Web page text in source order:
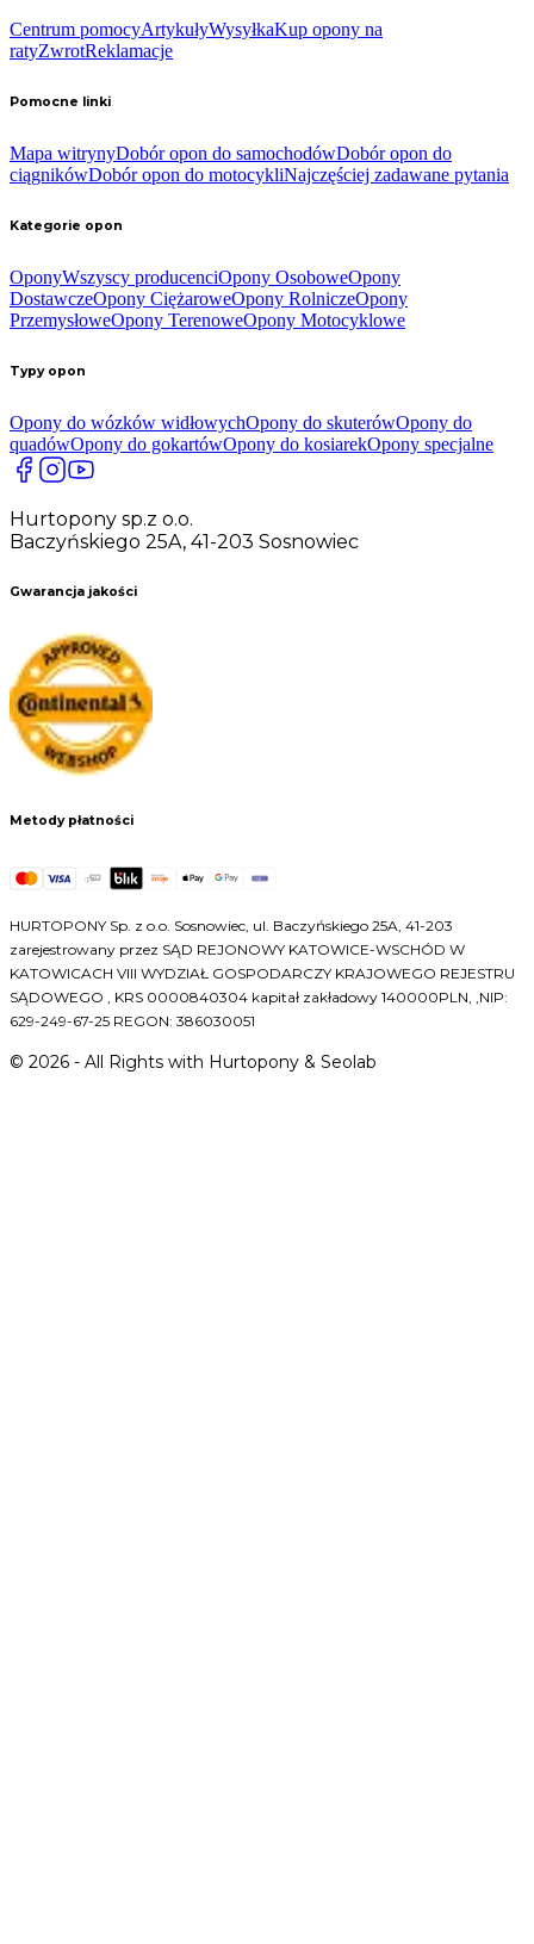
Centrum pomocyArtykułyWysyłkaKup opony na
ratyZwrotReklamacje
Pomocne linki
Mapa witrynyDobór opon do samochodówDobór opon do
ciągnikówDobór opon do motocykliNajczęściej zadawane pytania
Kategorie opon
OponyWszyscy producenciOpony OsoboweOpony
DostawczeOpony CiężaroweOpony RolniczeOpony
PrzemysłoweOpony TerenoweOpony Motocyklowe
Typy opon
Opony do wózków widłowychOpony do skuterówOpony do
quadówOpony do gokartówOpony do kosiarekOpony specjalne
Hurtopony sp.z o.o.
Baczyńskiego 25A, 41-203 Sosnowiec
Gwarancja jakości
Metody płatności
HURTOPONY Sp. z o.o. Sosnowiec, ul. Baczyńskiego 25A, 41-203
zarejestrowany przez SĄD REJONOWY KATOWICE-WSCHÓD W
KATOWICACH VIII WYDZIAŁ GOSPODARCZY KRAJOWEGO REJESTRU
SĄDOWEGO , KRS 0000840304 kapitał zakładowy 140000PLN, ,NIP:
629-249-67-25 REGON: 386030051
© 2026 - All Rights with Hurtopony & Seolab